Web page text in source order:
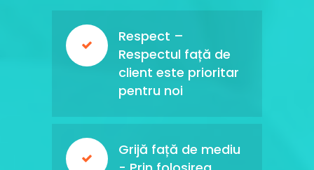
Respect –
Respectul față de
client este prioritar
pentru noi
Grijă față de mediu